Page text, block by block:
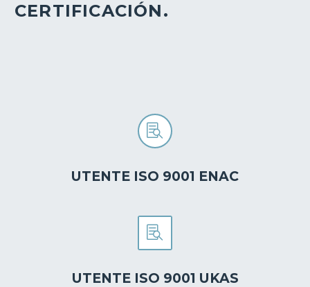
CERTIFICACIÓN.


UTENTE ISO 9001 ENAC


UTENTE ISO 9001 UKAS